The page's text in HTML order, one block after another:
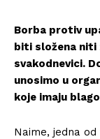
Borba protiv
biti složena niti
svakodnevici.
unosimo u
koje imaju
Naime, jedna